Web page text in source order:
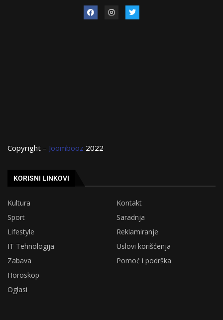
Copyright – Joombooz 2022
KORISNI LINKOVI
Kultura
Kontakt
Sport
Saradnja
Lifestyle
Reklamiranje
IT Tehnologija
Uslovi korišćenja
Zabava
Pomoć i podrška
Horoskop
Oglasi